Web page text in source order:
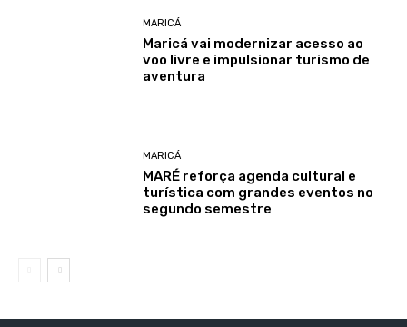
MARICÁ
Maricá vai modernizar acesso ao
voo livre e impulsionar turismo de
aventura
MARICÁ
MARÉ reforça agenda cultural e
turística com grandes eventos no
segundo semestre